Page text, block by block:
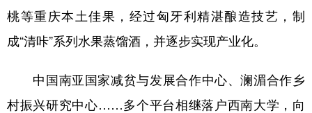
桃等重庆本土佳果，经过匈牙利精湛酿造技艺，制
成“清咔”系列水果蒸馏酒，并逐步实现产业化。
中国南亚国家减贫与发展合作中心、澜湄合作乡
村振兴研究中心……多个平台相继落户西南大学，向